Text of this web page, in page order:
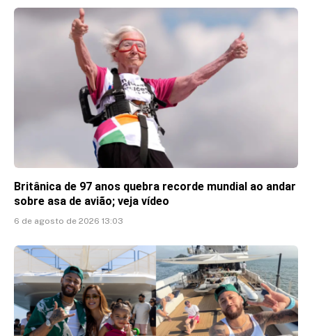
Britânica de 97 anos quebra recorde mundial ao andar
sobre asa de avião; veja vídeo
6 de agosto de 2026 13:03